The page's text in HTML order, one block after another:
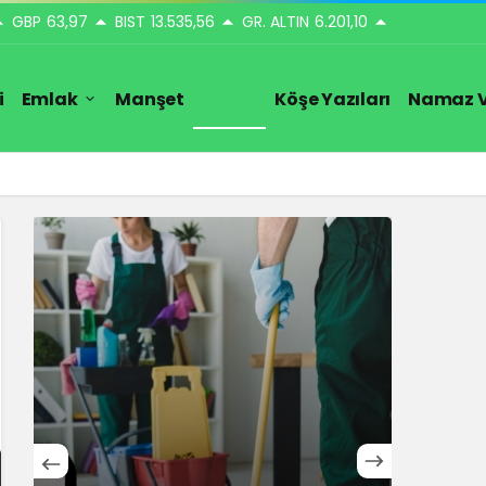
GBP 63,97 BIST 13.535,56 GR. ALTIN 6.201,10
Emlak Manşet Köşe Yazıları Namaz